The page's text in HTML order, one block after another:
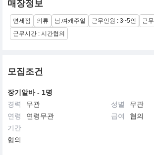
제안하고 있으며, 우리의 컬렉션은 그들의
CALIFORNIA DREAMER LIFESTYLE 을 위해
우리는 CALIFORNIA LIFESTYLE을 담은
매장정보
면세점 의류 남.여캐주얼 근무인원 : 3~5인
근
근무시간 : 시간협의
모집조건
장기알바 - 1명
경력
무관 성별
무관
연령
연령무관 급여
협의
기간
협의